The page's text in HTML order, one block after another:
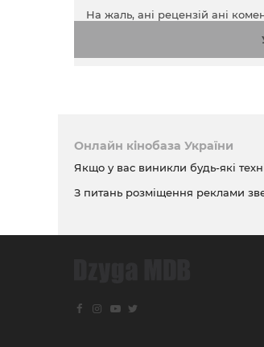
На жаль, ані рецензій ані
Онлайн кінобаза України
Якщо у вас виникли будь-які
З питань розміщення реклами